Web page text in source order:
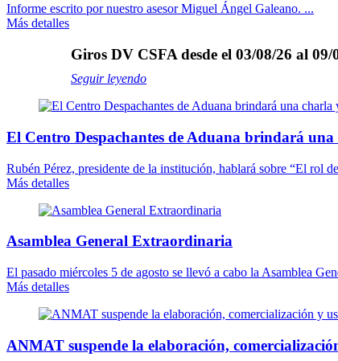
Informe escrito por nuestro asesor Miguel Ángel Galeano. ...
Más detalles
Giros DV CSFA desde el 03/08/26 al 09/
Seguir leyendo
El Centro Despachantes de Aduana brindará
Rubén Pérez, presidente de la institución, hablará sobre “El rol
Más detalles
Asamblea General Extraordinaria
El pasado miércoles 5 de agosto se llevó a cabo la Asamblea
Más detalles
ANMAT suspende la elaboración,